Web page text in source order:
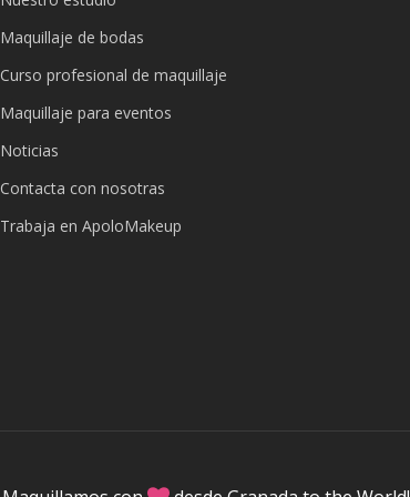
Maquillaje de bodas
Curso profesional de maquillaje
Maquillaje para eventos
Noticias
Contacta con nosotras
Trabaja en ApoloMakeup